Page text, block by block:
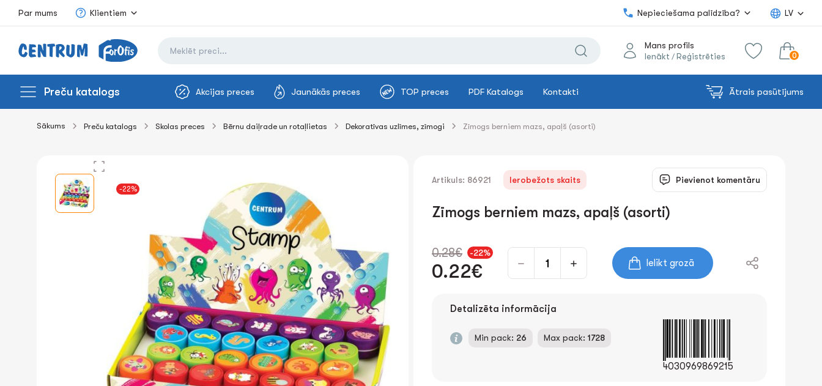
Par mums Klientiem Nepieciešama palīdzība? LV
Mans profils
Ienākt / Reģistrēties 0
Preču katalogs Akcijas preces Jaunākās preces TOP preces PDF Katalogs Kontakti Ātrais pasūtījums
Sākums Preču katalogs Skolas preces Bērnu daiļrade un rotaļlietas Dekoratīvas uzlīmes, zīmogi Zīmogs berniem mazs, apaļš (asorti)
-22%
Artikuls: 86921 Ierobežots skaits Pievienot komentāru
Zīmogs berniem mazs, apaļš (asorti)
0.28€ -22%
0.22€ Ielikt grozā
Detalizēta informācija
Min pack: 26 Max pack: 1728
4030969869215